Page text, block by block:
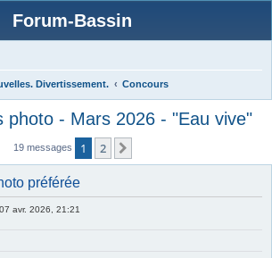
Forum-Bassin
Divertissement. Concours
photo - Mars 2026 - "Eau vive"
19 messages 1 2
préférée
avr. 2026, 21:21